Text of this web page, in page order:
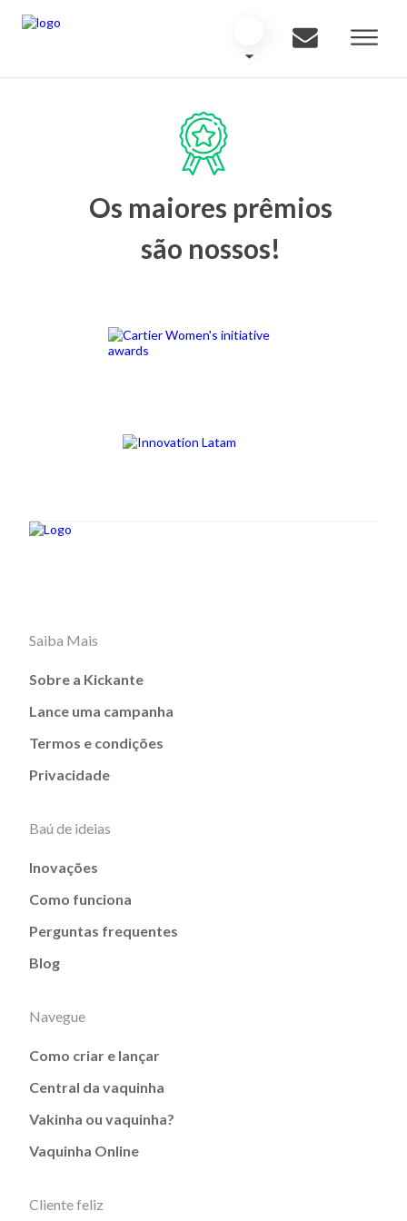
Os maiores prêmios
são nossos!
Saiba Mais
Sobre a Kickante
Lance uma campanha
Termos e condições
Privacidade
Baú de ideias
Inovações
Como funciona
Perguntas frequentes
Blog
Navegue
Como criar e lançar
Central da vaquinha
Vakinha ou vaquinha?
Vaquinha Online
Cliente feliz